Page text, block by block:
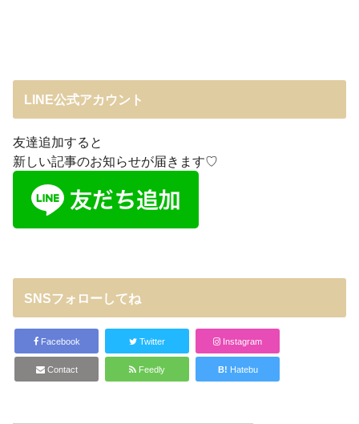
LINE公式アカウント
友達追加すると
新しい記事のお知らせが届きます♡
SNSフォローしてね
Facebook Twitter Instagram
Contact Feedly B! Hatebu